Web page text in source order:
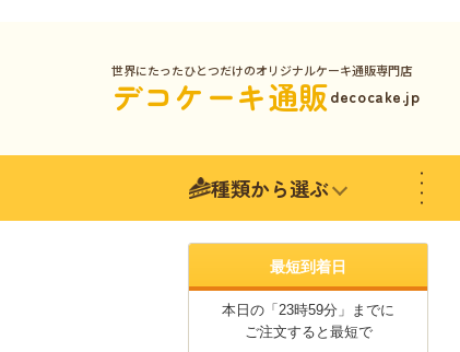
世界にたったひとつだけのオリジナルケーキ通販専門店
デコケーキ通販decocake.jp
種類から選ぶ
最短到着日
本日の「23時59分」までに
ご注文すると最短で